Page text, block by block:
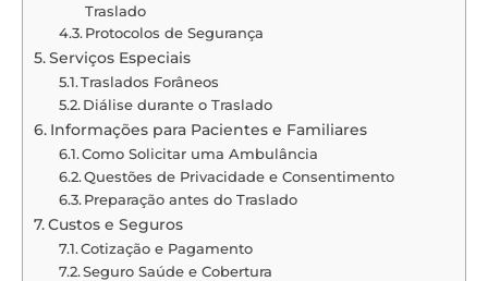
Traslado
Protocolos de Segurança
Serviços Especiais
Traslados Forâneos
Diálise durante o Traslado
Informações para Pacientes e Familiares
Como Solicitar uma Ambulância
Questões de Privacidade e Consentimento
Preparação antes do Traslado
Custos e Seguros
Cotização e Pagamento
Seguro Saúde e Cobertura